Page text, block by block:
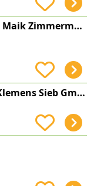
Solar-Heizung-Sanitär Maik Zimmermann
Heizung und Sanitär Klemens Sieb GmbH